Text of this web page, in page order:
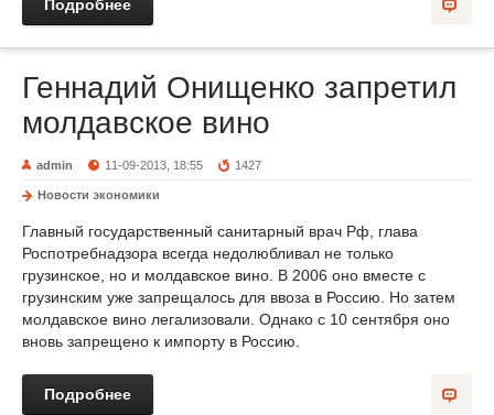
Подробнее
Геннадий Онищенко запретил
молдавское вино
admin 11-09-2013, 18:55 1427
Новости экономики
Главный государственный санитарный врач Рф, глава
Роспотребнадзора всегда недолюбливал не только
грузинское, но и молдавское вино. В 2006 оно вместе с
грузинским уже запрещалось для ввоза в Россию. Но затем
молдавское вино легализовали. Однако с 10 сентября оно
вновь запрещено к импорту в Россию.
Подробнее